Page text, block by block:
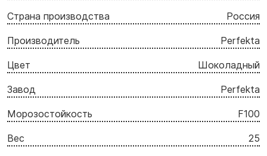
Страна производства Россия
Производитель Perfekta
Цвет Шоколадный
Завод Perfekta
Морозостойкость F100
Вес 25